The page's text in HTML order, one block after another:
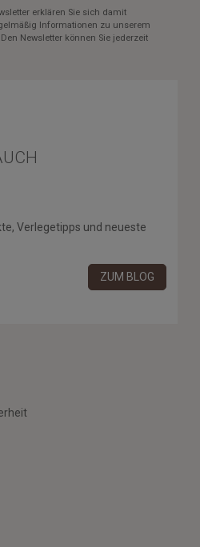
erklären Sie sich damit
Informationen zu unserem
Newsletter können Sie jederzeit
Verlegetipps und neueste
ZUM BLOG